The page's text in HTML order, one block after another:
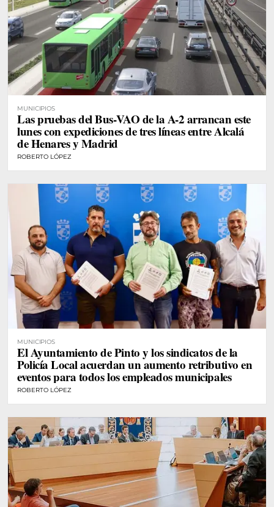
MUNICIPIOS
Las pruebas del Bus-VAO de la A-2 arrancan este
lunes con expediciones de tres líneas entre Alcalá
de Henares y Madrid
ROBERTO LÓPEZ
MUNICIPIOS
El Ayuntamiento de Pinto y los sindicatos de la
Policía Local acuerdan un aumento retributivo en
eventos para todos los empleados municipales
ROBERTO LÓPEZ